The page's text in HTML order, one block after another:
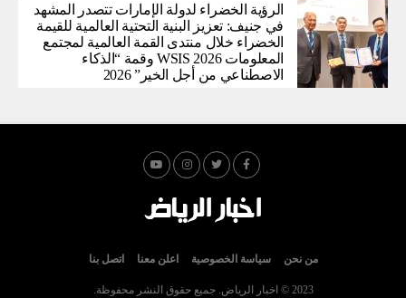
الرؤية الخضراء لدولة الإمارات تتصدر المشهد
في جنيف: تعزيز البنية التحتية العالمية للقيمة
الخضراء خلال منتدى القمة العالمية لمجتمع
المعلومات WSIS 2026 وقمة “الذكاء
الاصطناعي من أجل الخير” 2026
من نحن سياسة الخصوصية اعلن معنا اتصل بنا
2023 © اخبار الرياض. جميع حقوق النشر محفوظة.